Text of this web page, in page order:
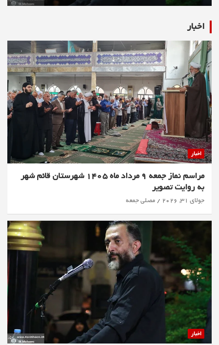
اخبار
اخبار
مراسم نماز جمعه 9 مرداد ماه 1405 شهرستان قائم شهر
به روایت تصویر
جولای 31, 2026 مصلی جمعه
اخبار